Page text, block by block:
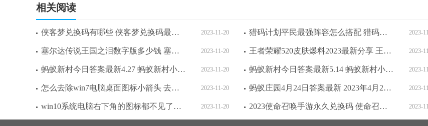
相关阅读
侠客梦兑换码有哪些 侠客梦兑换码最新2023 2023-11-20
塞尔达传说王国之泪数字版多少钱 塞尔达传说王国之泪数字版各分区价格一览 2023-11-20
蚂蚁新村今日答案最新4.27 蚂蚁新村小课堂今日答案最新4月27日 2023-11-20
怎么去除win7电脑桌面图标小箭头 去除win7电脑桌面图标小箭头方法介绍 2023-11-20
win10系统电脑右下角的图标都不见了怎么办 win10系统电脑右下角的图标都不见了解决方法 2023-11-20
猎码计划平民最强阵容怎么搭配 猎码计划平民最强阵容搭配推荐一览 2023-
王者荣耀520皮肤爆料2023最新分享 王者荣耀520皮肤爆料2023最新一览 2023-
蚂蚁新村今日答案最新5.14 蚂蚁新村小课堂今日答案最新5月14日 2023-
蚂蚁庄园4月24日答案最新 2023年4月24日蚂蚁庄园答案 2023-
2023使命召唤手游永久兑换码 使命召唤手游永久兑换码2023最新大全 2023-